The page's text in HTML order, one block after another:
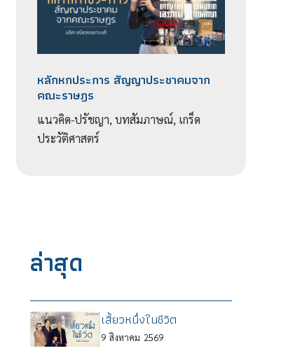
หลักหกประการ สัญญาประชาคมจาก
คณะราษฎร
แนวคิด-ปรัชญา, บทสัมภาษณ์, เกร็ด
ประวัติศาสตร์
ล่าสุด
เสี้ยวหนึ่งในชีวิต
9 สิงหาคม 2569